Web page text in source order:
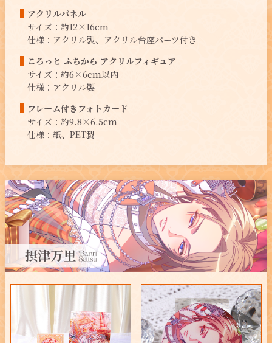
アクリルパネル
サイズ：約12×16cm
仕様：アクリル製、アクリル台座パーツ付き
ころっと ふちから アクリルフィギュア
サイズ：約6×6cm以内
仕様：アクリル製
フレーム付き フォトカード
サイズ：約9.8×6.5cm
仕様：紙、PET製